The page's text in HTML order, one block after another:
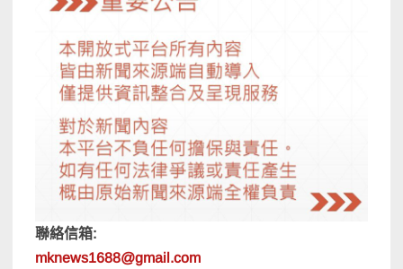
聯絡信箱:
mknews1688@gmail.com